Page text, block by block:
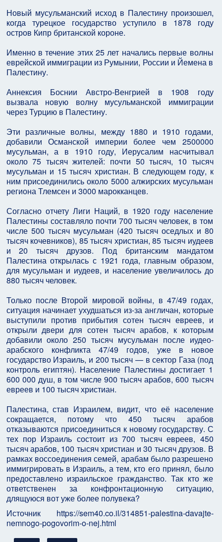
Новый мусульманский исход в Палестину произошел,
когда турецкое государство уступило в 1878 году
остров Кипр британской короне.
Именно в течение этих 25 лет начались первые волны
еврейской иммиграции из Румынии, России и Йемена в
Палестину.
Аннексия Боснии Австро-Венгрией в 1908 году
вызвала новую волну мусульманской иммиграции
через Турцию в Палестину.
Эти различные волны, между 1880 и 1910 годами,
добавили Османской империи более чем 2500000
мусульман, а в 1910 году, Иерусалим насчитывал
около 75 тысяч жителей: почти 50 тысяч, 10 тысяч
мусульман и 15 тысяч христиан. В следующем году, к
ним присоединились около 5000 алжирских мусульман
региона Тлемсен и 3000 марокканцев.
Согласно отчету Лиги Наций, в 1920 году население
Палестины составляло почти 700 тысяч человек, в том
числе 500 тысяч мусульман (420 тысяч оседлых и 80
тысяч кочевников), 85 тысяч христиан, 85 тысяч иудеев
и 20 тысяч друзов. Под британским мандатом
Палестина открылась с 1921 года, главным образом,
для мусульман и иудеев, и население увеличилось до
880 тысяч человек.
Только после Второй мировой войны, в 47/49 годах,
ситуация начинает ухудшаться из-за англичан, которые
выступили против прибытия сотен тысяч евреев, и
открыли двери для сотен тысяч арабов, к которым
добавили около 250 тысяч мусульман после иудео-
арабского конфликта 47/49 годов, уже в новое
государство Израиль, и 200 тысяч — в сектор Газа (под
контроль египтян). Население Палестины достигает 1
600 000 душ, в том числе 900 тысяч арабов, 600 тысяч
евреев и 100 тысяч христиан.
Палестина, став Израилем, видит, что её население
сокращается, потому что 450 тысяч арабов
отказываются присоединиться к новому государству. С
тех пор Израиль состоит из 700 тысяч евреев, 450
тысяч арабов, 100 тысяч христиан и 30 тысяч друзов. В
рамках воссоединения семей, арабам было разрешено
иммигрировать в Израиль, а тем, кто его принял, было
предоставлено израильское гражданство. Так кто же
ответственен за конфронтационную ситуацию,
длящуюся вот уже более полувека?
Источник https://sem40.co.il/314851-palestina-davajte-
nemnogo-pogovorim-o-nej.html